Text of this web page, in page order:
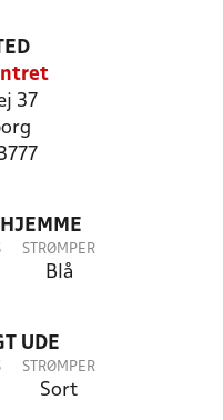
37
STRØMPER
Blå
UDE
STRØMPER
Sort